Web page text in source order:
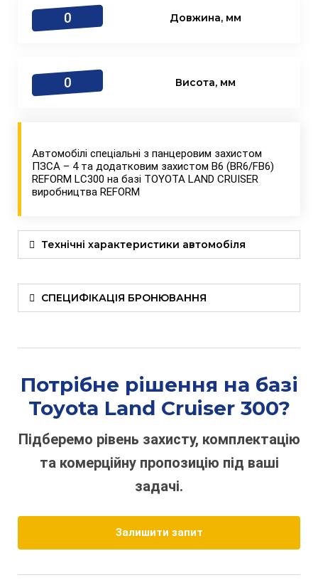
Довжина, мм
0
Висота, мм
0
Автомобілі спеціальні з панцеровим захистом
ПЗСА – 4 та додатковим захистом B6 (BR6/FB6)
REFORM LC300 на базі TOYOTA LAND CRUISER
виробництва REFORM
Технічні характеристики автомобіля
СПЕЦИФІКАЦІЯ БРОНЮВАННЯ
Потрібне рішення на базі
Toyota Land Cruiser 300?
Підберемо рівень захисту, комплектацію
та комерційну пропозицію під ваші
задачі.
Залишити запит